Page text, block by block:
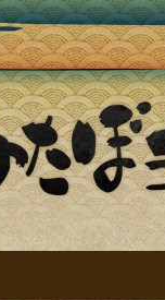
ブログ
本格江
ブログ